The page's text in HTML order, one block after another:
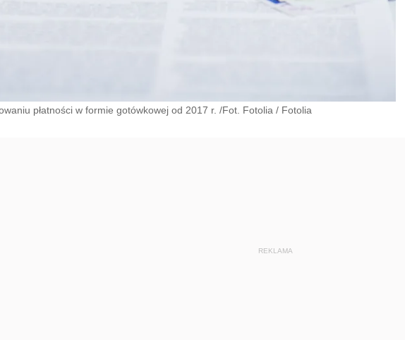
płatności w formie gotówkowej od 2017 r. /Fot. Fotolia / Fotolia